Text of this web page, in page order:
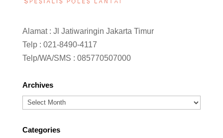
Alamat : Jl Jatiwaringin Jakarta Timur
Telp : 021-8490-4117
Telp/WA/SMS : 085770507000
Archives
Archives
Categories